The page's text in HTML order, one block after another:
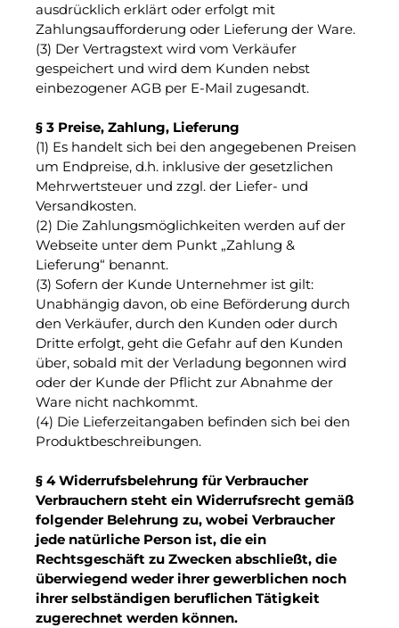
ausdrücklich erklärt oder erfolgt mit
Zahlungsaufforderung oder Lieferung der Ware.
(3) Der Vertragstext wird vom Verkäufer
gespeichert und wird dem Kunden nebst
einbezogener AGB per E-Mail zugesandt.
§ 3 Preise, Zahlung, Lieferung
(1) Es handelt sich bei den angegebenen Preisen
um Endpreise, d.h. inklusive der gesetzlichen
Mehrwertsteuer und zzgl. der Liefer- und
Versandkosten.
(2) Die Zahlungsmöglichkeiten werden auf der
Webseite unter dem Punkt „Zahlung &
Lieferung“ benannt.
(3) Sofern der Kunde Unternehmer ist gilt:
Unabhängig davon, ob eine Beförderung durch
den Verkäufer, durch den Kunden oder durch
Dritte erfolgt, geht die Gefahr auf den Kunden
über, sobald mit der Verladung begonnen wird
oder der Kunde der Pflicht zur Abnahme der
Ware nicht nachkommt.
(4) Die Lieferzeitangaben befinden sich bei den
Produktbeschreibungen.
§ 4 Widerrufsbelehrung für Verbraucher
Verbrauchern steht ein Widerrufsrecht gemäß
folgender Belehrung zu, wobei Verbraucher
jede natürliche Person ist, die ein
Rechtsgeschäft zu Zwecken abschließt, die
überwiegend weder ihrer gewerblichen noch
ihrer selbständigen beruflichen Tätigkeit
zugerechnet werden können.